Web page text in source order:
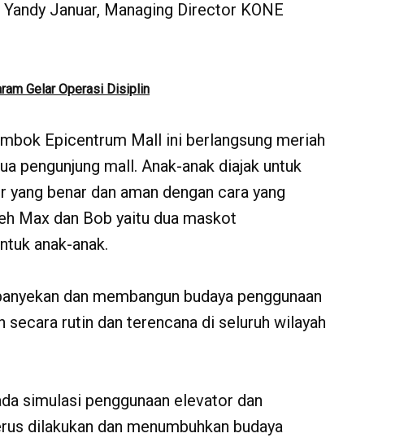
Januar, Managing Director KONE
Gelar Operasi Disiplin
Epicentrum Mall ini berlangsung meriah
pengunjung mall. Anak-anak diajak untuk
benar dan aman dengan cara yang
Max dan Bob yaitu dua maskot
anak-anak.
dan membangun budaya penggunaan
rutin dan terencana di seluruh wilayah
simulasi penggunaan elevator dan
dilakukan dan menumbuhkan budaya